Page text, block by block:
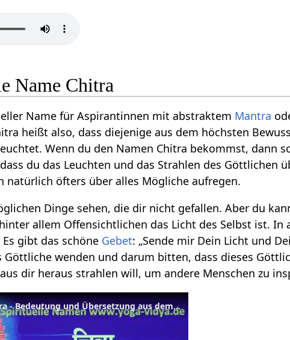
Name Chitra
Name für Aspirantinnen mit abstraktem Mantra
heißt also, dass diejenige aus dem höchsten
Wenn du den Namen Chitra bekommst, dann
du das Leuchten und das Strahlen des Göttlichen
natürlich öfters über alles Mögliche aufregen.
Dinge sehen, die dir nicht gefallen. Aber du
allem Offensichtlichen das Licht des Selbst ist.
gibt das schöne Gebet: „Sende mir Dein Licht und
Göttliche wenden und darum bitten, dass dieses
dir heraus strahlen will, um andere Menschen zu
Spiritueller Name Chitra - Bedeutung und Übersetzung aus dem Sanskrit